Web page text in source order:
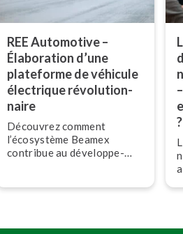
REE Automotive –
Élaboration d’une
plateforme de véhicule
électrique ré­vo­lu­tion­
naire
Découvrez comment
l’écosystème Beamex
contribue au dé­ve­lop­pe­
tion­naire pour REE
?